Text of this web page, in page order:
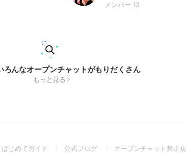
メンバー 13
ろんなオープンチャットがもりだくさん
もっと見る
はじめてガイド
(Open公式ブログ
(Openオープンチャット禁止